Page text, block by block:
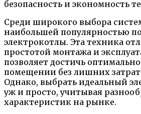
безопасность и экономность
Среди широкого выбора
наибольшей популярностью
электрокотлы. Эта техника
простотой монтажа и
позволяет достичь
помещении без лишних затрат
Однако, выбрать идеальный
уж и просто, учитывая
характеристик на рынке.